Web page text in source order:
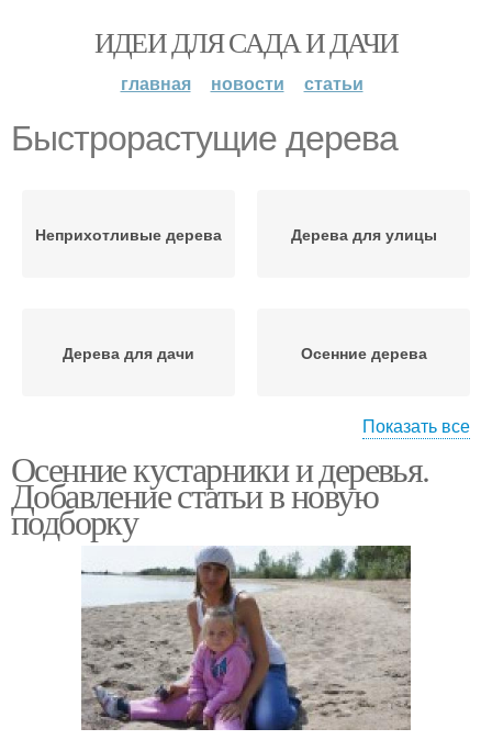
ИДЕИ ДЛЯ САДА И ДАЧИ
главная новости статьи
Быстрорастущие дерева
Неприхотливые дерева Дерева для улицы
Дерева для дачи Осенние дерева
Плодовые дерева
ростом
Дерева для
ландшафтного дизайна
Низкорослые дерева Дерева для озеленения
Показать все
Осенние кустарники и деревья.
Добавление статьи в новую
подборку